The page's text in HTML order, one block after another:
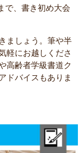
で、書き初め大会
ましょう。筆や半
軽にお越しくださ
高齢者学級書道ク
ドバイスもありま